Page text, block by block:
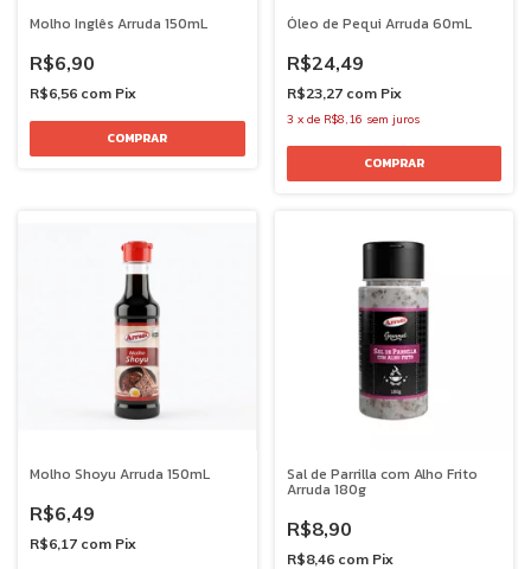
Molho Inglês Arruda 150mL
R$6,90
R$6,56 com Pix
Óleo de Pequi Arruda 60mL
R$24,49
R$23,27 com Pix
3 x de R$8,16 sem juros
Molho Shoyu Arruda 150mL
R$6,49
R$6,17 com Pix
Sal de Parrilla com Alho Frito
Arruda 180g
R$8,90
R$8,46 com Pix